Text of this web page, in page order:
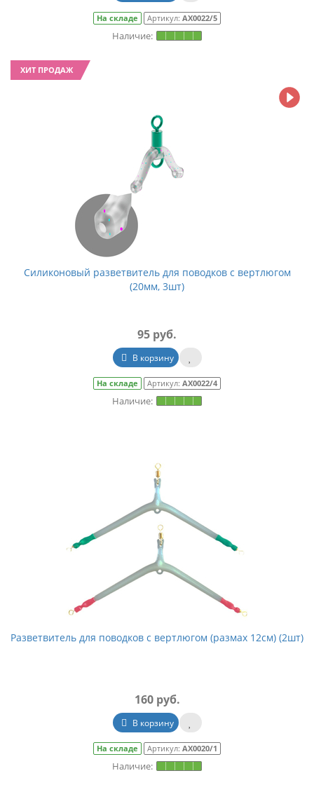
На складе Артикул: АХ0022/5
ХИТ ПРОДАЖ
Силиконовый разветвитель для поводков с вертлюгом
(20мм, 3шт)
95 руб.
В корзину
На складе Артикул: АХ0022/4
Разветвитель для поводков с вертлюгом (размах 12см) (2шт)
160 руб.
В корзину
На складе Артикул: АХ0020/1